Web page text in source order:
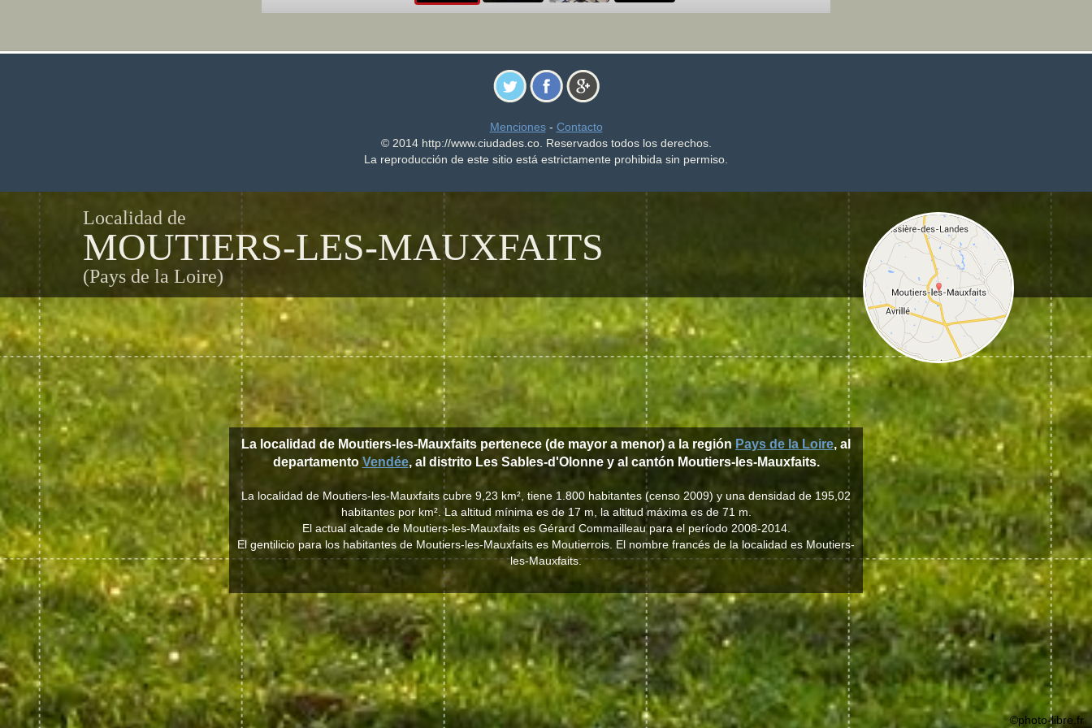
Menciones- Contacto
© 2014 http://www.ciudades.co. Reservados todos los derechos.
La reproducción de este sitio está estrictamente prohibida sin permiso.
Localidad de
MOUTIERS-LES-MAUXFAITS
(Pays de la Loire)
La localidad de Moutiers-les-Mauxfaits pertenece (de mayor a menor) a la región Pays de la Loire, al
departamento Vendée, al distrito Les Sables-d'Olonne y al cantón Moutiers-les-Mauxfaits.
La localidad de Moutiers-les-Mauxfaits cubre 9,23 km², tiene 1.800 habitantes (censo 2009) y una densidad de 195,02
habitantes por km². La altitud mínima es de 17 m, la altitud máxima es de 71 m.
El actual alcade de Moutiers-les-Mauxfaits es Gérard Commailleau para el período 2008-2014.
El gentilicio para los habitantes de Moutiers-les-Mauxfaits es Moutierrois. El nombre francés de la localidad es Moutiers-
les-Mauxfaits.
©photo-libre.fr